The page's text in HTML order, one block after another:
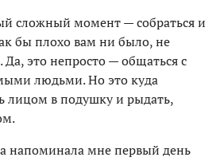
сложный момент — собраться и
бы плохо вам ни было, не
это непросто — общаться с
людьми. Но это куда
лицом в подушку и рыдать,
напоминала мне первый день